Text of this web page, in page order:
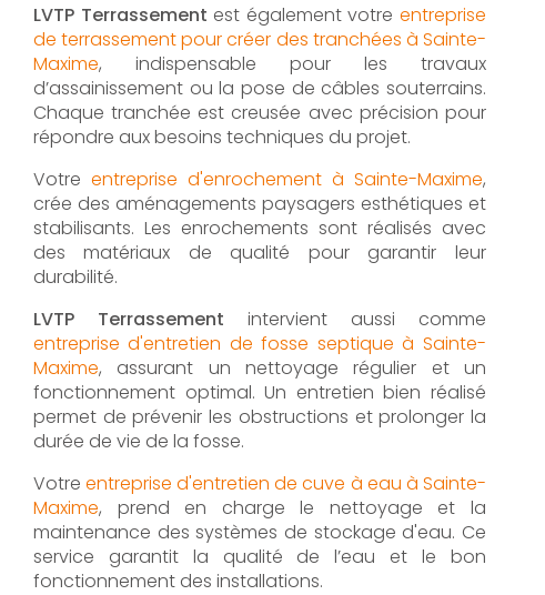
LVTP Terrassement est également votre entreprise
de terrassement pour créer des tranchées à Sainte-
Maxime, indispensable pour les travaux
d’assainissement ou la pose de câbles souterrains.
Chaque tranchée est creusée avec précision pour
répondre aux besoins techniques du projet.
Votre entreprise d'enrochement à Sainte-Maxime,
crée des aménagements paysagers esthétiques et
stabilisants. Les enrochements sont réalisés avec
des matériaux de qualité pour garantir leur
durabilité.
LVTP Terrassement intervient aussi comme
entreprise d'entretien de fosse septique à Sainte-
Maxime, assurant un nettoyage régulier et un
fonctionnement optimal. Un entretien bien réalisé
permet de prévenir les obstructions et prolonger la
durée de vie de la fosse.
Votreentreprise d'entretien de cuve à eau à Sainte-
Maxime, prend en charge le nettoyage et la
maintenance des systèmes de stockage d'eau. Ce
service garantit la qualité de l’eau et le bon
fonctionnement des installations.